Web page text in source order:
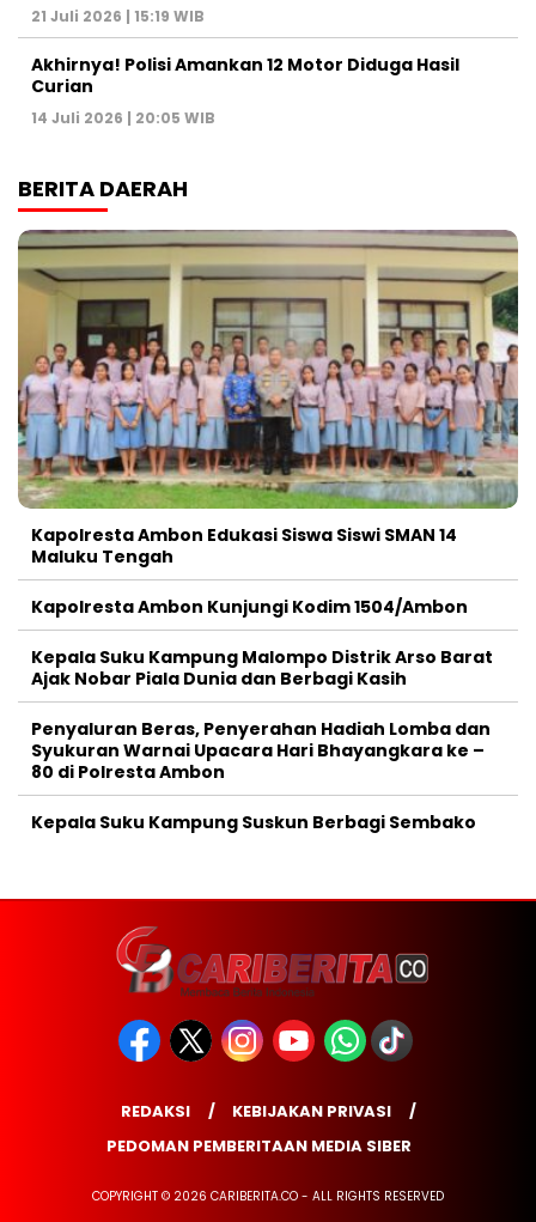
21 Juli 2026 | 15:19 WIB
Akhirnya! Polisi Amankan 12 Motor Diduga Hasil
Curian
14 Juli 2026 | 20:05 WIB
BERITA DAERAH
Kapolresta Ambon Edukasi Siswa Siswi SMAN 14
Maluku Tengah
Kapolresta Ambon Kunjungi Kodim 1504/Ambon
Kepala Suku Kampung Malompo Distrik Arso Barat
Ajak Nobar Piala Dunia dan Berbagi Kasih
Penyaluran Beras, Penyerahan Hadiah Lomba dan
Syukuran Warnai Upacara Hari Bhayangkara ke –
80 di Polresta Ambon
Kepala Suku Kampung Suskun Berbagi Sembako
REDAKSI
KEBIJAKAN PRIVASI
PEDOMAN PEMBERITAAN MEDIA SIBER
COPYRIGHT © 2026 CARIBERITA.CO - ALL RIGHTS RESERVED